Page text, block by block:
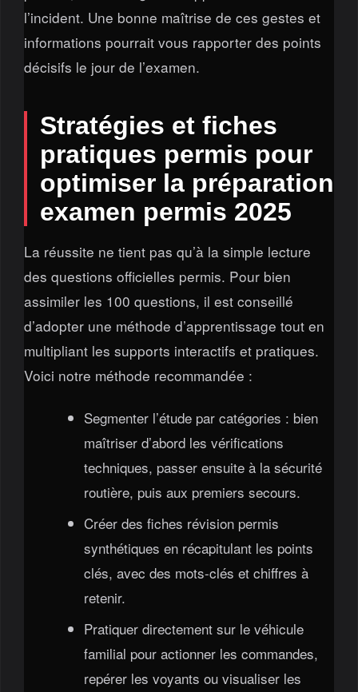
l’incident. Une bonne maîtrise de ces gestes et
informations pourrait vous rapporter des points
décisifs le jour de l’examen.
Stratégies et fiches
pratiques permis pour
optimiser la préparation
examen permis 2025
La réussite ne tient pas qu’à la simple lecture
des questions officielles permis. Pour bien
assimiler les 100 questions, il est conseillé
d’adopter une méthode d’apprentissage tout en
multipliant les supports interactifs et pratiques.
Voici notre méthode recommandée :
Segmenter l’étude par catégories : bien
maîtriser d’abord les vérifications
techniques, passer ensuite à la sécurité
routière, puis aux premiers secours.
Créer des fiches révision permis
synthétiques en récapitulant les points
clés, avec des mots-clés et chiffres à
retenir.
Pratiquer directement sur le véhicule
familial pour actionner les commandes,
repérer les voyants ou visualiser les